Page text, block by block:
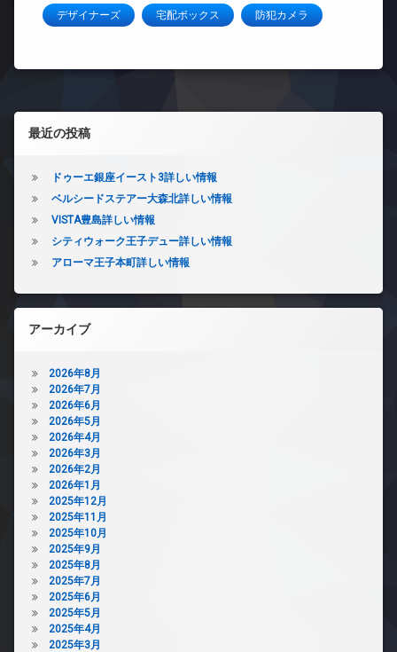
デザイナーズ 宅配ボックス 防犯カメラ
左サイドバー
最近の投稿
ドゥーエ銀座イースト3詳しい情報
ベルシードステアー大森北詳しい情報
VISTA豊島詳しい情報
シティウォーク王子デュー詳しい情報
アローマ王子本町詳しい情報
アーカイブ
2026年8月
2026年7月
2026年6月
2026年5月
2026年4月
2026年3月
2026年2月
2026年1月
2025年12月
2025年11月
2025年10月
2025年9月
2025年8月
2025年7月
2025年6月
2025年5月
2025年4月
2025年3月